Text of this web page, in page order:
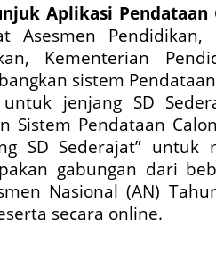
Aplikasi Pendataan
Asesmen
Kementerian
sistem
jenjang SD
Sistem Pendataan
SD Sederajat” untuk
gabungan dari
Nasional (AN)
secara online.